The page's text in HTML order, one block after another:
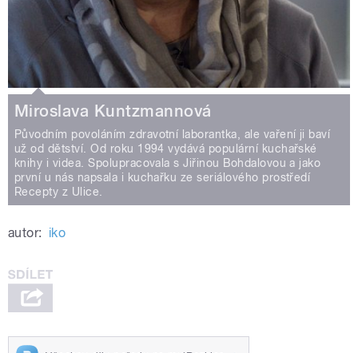
Miroslava Kuntzmannová
Původním povoláním zdravotní laborantka, ale vaření ji baví
už od dětství. Od roku 1994 vydává populární kuchařské
knihy i videa. Spolupracovala s Jiřinou Bohdalovou a jako
první u nás napsala i kuchařku ze seriálového prostředí
Recepty z Ulice.
autor: iko